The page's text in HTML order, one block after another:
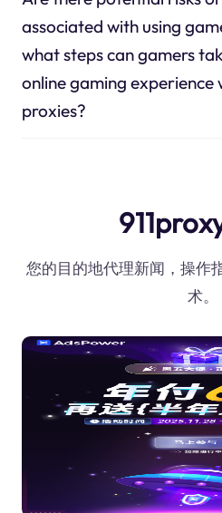
associated with using
what steps can gamers
online gaming experience
proxies?
您的目的地代理新闻，操作
术。